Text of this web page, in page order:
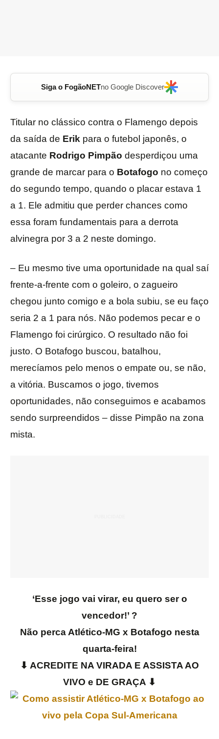
Siga o FogãoNETno Google Discover
Titular no clássico contra o Flamengo depois
da saída de Erik para o futebol japonês, o
atacante Rodrigo Pimpão desperdiçou uma
grande de marcar para o Botafogo no começo
do segundo tempo, quando o placar estava 1
a 1. Ele admitiu que perder chances como
essa foram fundamentais para a derrota
alvinegra por 3 a 2 neste domingo.
– Eu mesmo tive uma oportunidade na qual saí
frente-a-frente com o goleiro, o zagueiro
chegou junto comigo e a bola subiu, se eu faço
seria 2 a 1 para nós. Não podemos pecar e o
Flamengo foi cirúrgico. O resultado não foi
justo. O Botafogo buscou, batalhou,
merecíamos pelo menos o empate ou, se não,
a vitória. Buscamos o jogo, tivemos
oportunidades, não conseguimos e acabamos
sendo surpreendidos – disse Pimpão na zona
mista.
‘Esse jogo vai virar, eu quero ser o
vencedor!’ ?
Não perca Atlético-MG x Botafogo nesta
quarta-feira!
⬇ ACREDITE NA VIRADA E ASSISTA AO
VIVO e DE GRAÇA ⬇